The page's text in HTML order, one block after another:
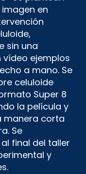
en
sin una
vídeo ejemplos
a mano. Se
celuloide
Super 8
la película y
manera corta
Se
final del taller
y